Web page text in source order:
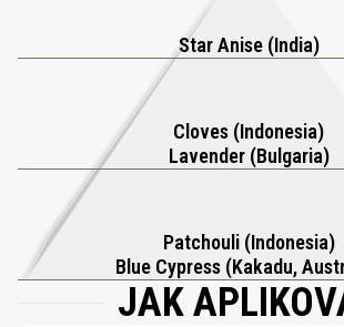
osvěžujícího vzduchu a uzemněné hloubky. S
přírodních esencí a rostlinných výtažkůje
sofistikovanou, dlouhotrvající vůní určenou pro
Star Anise (India)
Cloves (Indonesia)
Lavender (Bulgaria)
Patchouli (Indonesia)
Blue Cypress (Kakadu,
JAK